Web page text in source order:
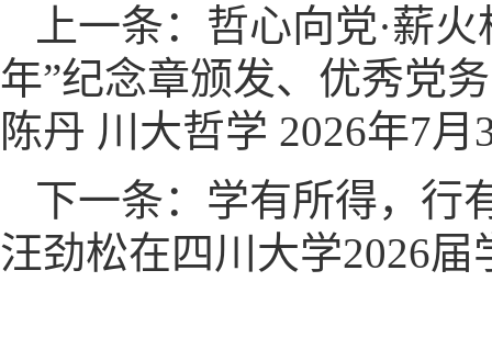
上一条：哲心向党·薪
年”纪念章颁发、优秀党
陈丹 川大哲学 2026年7月
下一条：学有所得，
汪劲松在四川大学2026